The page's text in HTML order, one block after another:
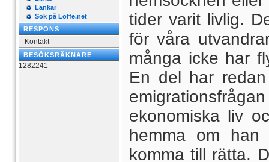
Länkar
Sök på Loffe.net
RESPONS
Kontakt
BESÖKSRÄKNARE
1282241
tider varit livlig.
för våra
många icke har
En del har
ekonomiska liv
hemma om
komma till rätta.